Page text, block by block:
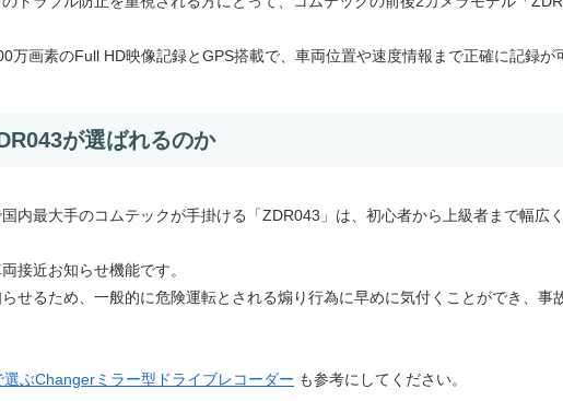
万画素のFull HD映像記録とGPS搭載で、車両位置や速度情報まで正確に記録が
が選ばれるのか
内最大手のコムテックが手掛ける「ZDR043」は、初心者から上級者まで幅広
接近お知らせ機能です。
せるため、一般的に危険運転とされる煽り行為に早めに気付くことができ、事
ぶChangerミラー型ドライブレコーダー も参考にしてください。